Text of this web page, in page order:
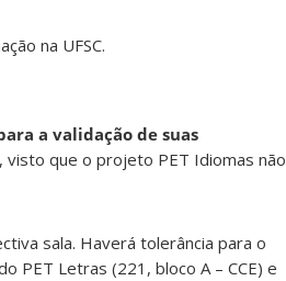
na UFSC.
a validação de suas
visto que o projeto PET Idiomas não
sala. Haverá tolerância para o
PET Letras (221, bloco A – CCE) e